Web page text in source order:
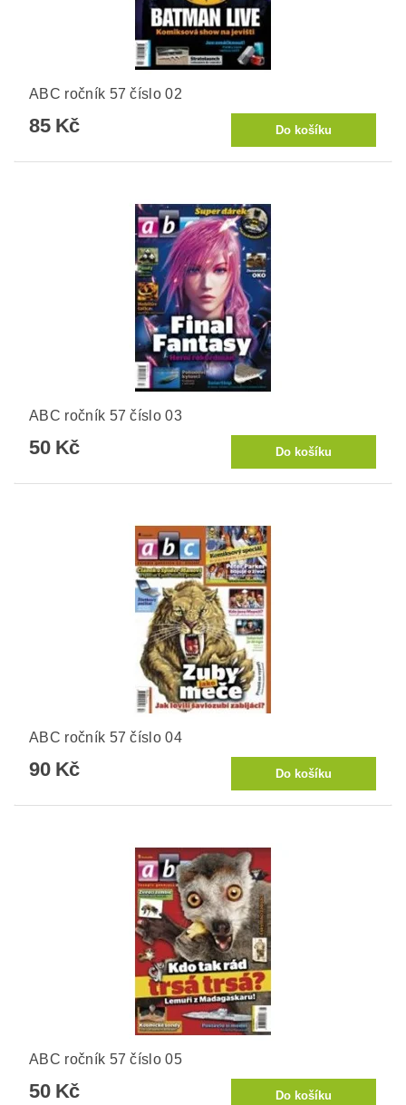
ABC ročník 57 číslo 02
85 Kč
ABC ročník 57 číslo 03
50 Kč
ABC ročník 57 číslo 04
90 Kč
ABC ročník 57 číslo 05
50 Kč